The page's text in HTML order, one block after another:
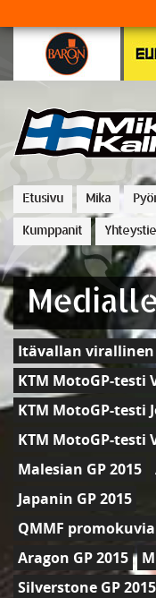
Etusivu Mika
Kumppanit
Itävallan virallinen
KTM MotoGP-testi
KTM MotoGP-testi
KTM MotoGP-testi
Malesian GP 2015
Japanin GP 2015
QMMF
Aragon GP 2015
Silverstone GP 2015